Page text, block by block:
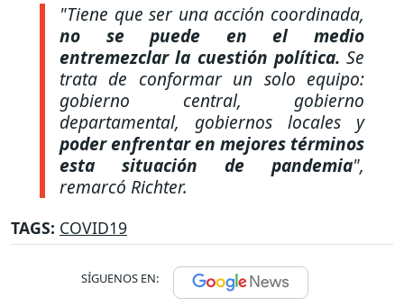
"Tiene que ser una acción coordinada,
no se puede en el medio
entremezclar la cuestión política. Se
trata de conformar un solo equipo:
gobierno central, gobierno
departamental, gobiernos locales y
poder enfrentar en mejores términos
esta situación de pandemia",
remarcó Richter.
TAGS: COVID19
SÍGUENOS EN: